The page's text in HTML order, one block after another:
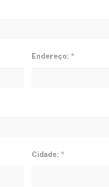
Endereço: *
Cidade: *